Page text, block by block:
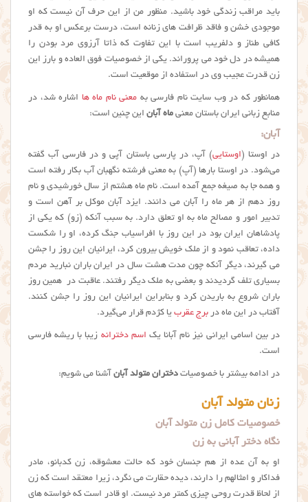
باید مراقب زندگی خود باشید. منظور من از این حرف آن نیست که او
موجودی خشن و فاقد ظرافت های زنانه است، درست برعکس او به قدر
کافی طناز و دلفریب است با این تفاوت که ذاتا آرزوی مرد بودن را
همیشه در دل خود می پروراند. یکی از خصوصیات فوق العاده و بارز این
زن قدرت عجیب وی در استفاده از موقعیت است.
همانطور که در وب سایت نام فارسی به معنی نام ماه ها اشاره شد، در
منابع زبانی ایران باستان معنی ماه آبان این چنین است:
آبان:
در اوستا (اوستایی) آپ، در پارسی باستان آپی و در فارسی آب گفته
می‌شود. در اوستا بارها (آپ) به معنی فرشته نگهبان آب بکار رفته است
و همه جا به صیغه جمع آمده است. نام ماه هشتم از سال خورشیدی و نام
روز دهم از هر ماه را آبان می دانند. ایزد آبان موکل بر آهن است و
تدبیر امور و مصالح ماه به او تعلق دارد. به سبب آنکه (زو) که یکی از
پادشاهان ایران بود در این روز با افراسیاب جنگ کرده، او را شکست
داده، تعاقب نمود و از ملک خویش بیرون کرد، ایرانیان این روز را جشن
می گیرند، دیگر آنکه چون مدت هشت سال در ایران باران نبارید مردم
بسیاری تلف گردیدند و بعضی به ملک دیگر رفتند. عاقبت در همین روز
باران شروع به باریدن کرد و بنابراین ایرانیان این روز را جشن کنند.
آفتاب در این ماه در برج عقرب یا کژدم قرار می‌گیرد.
در بین اسامی ایرانی نیز نام آبانا یک اسم دخترانه زیبا با ریشه فارسی
است.
در ادامه بیشتر با خصوصیات دختران متولد آبان آشنا می شویم:
زنان متولد آبان
خصوصیات کامل زن متولد آبان
نگاه دختر آبانی به زن
او به آن عده از هم جنسان خود که حالت معشوقه، زن کدبانو، مادر
فداکار و امثالهم را دارند، دیده حقارت می نگرد، زیرا معتقد است که زن
از لحاظ قدرت روحی چیزی کمتر مرد نیست. او قادر است که خواسته های